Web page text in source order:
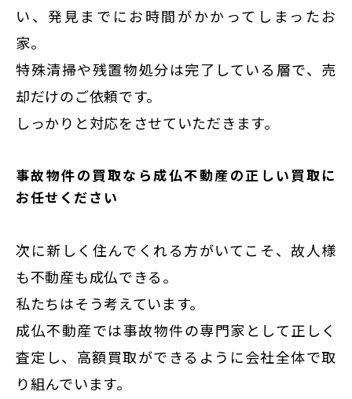
仙台
神奈川
横浜
大和
千葉
大阪
福岡
い、発見までにお時間がかかってしまったお
家。
特殊清掃や残置物処分は完了している層で、売
却だけのご依頼です。
しっかりと対応をさせていただきます。
事故物件の買取なら成仏不動産の正しい買取に
お任せください
次に新しく住んでくれる方がいてこそ、故人様
も不動産も成仏できる。
私たちはそう考えています。
成仏不動産では事故物件の専門家として正しく
査定し、高額買取ができるように会社全体で取
り組んでいます。